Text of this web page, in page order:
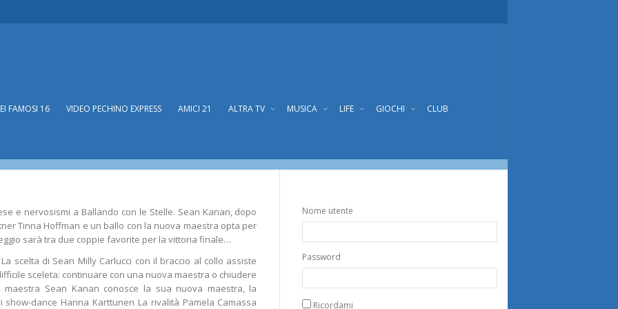
FAMOSI 16 VIDEO PECHINO EXPRESS AMICI 21 ALTRA TV MUSICA LIFE GIOCHI CLUB
in sfida
e nervosismi a Ballando con le Stelle. Sean Kanan, dopo
Tinna Hoffman e un ballo con la nuova maestra opta per
sarà tra due coppie favorite per la vittoria finale…
scelta di Sean Milly Carlucci con il braccio al collo assiste
sceleta: continuare con una nuova maestra o chiudere
Sean Kanan conosce la sua nuova maestra, la
show-dance Hanna Karttunen La rivalità Pamela Camassa
Nome utente
Password
Ricordami